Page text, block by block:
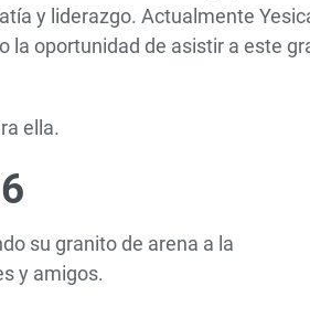
y liderazgo. Actualmente
la oportunidad de asistir a este
ella.
su granito de arena a la
y amigos.